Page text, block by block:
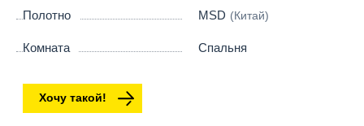
Полотно MSD (Китай)
Комната Спальня
Хочу такой!